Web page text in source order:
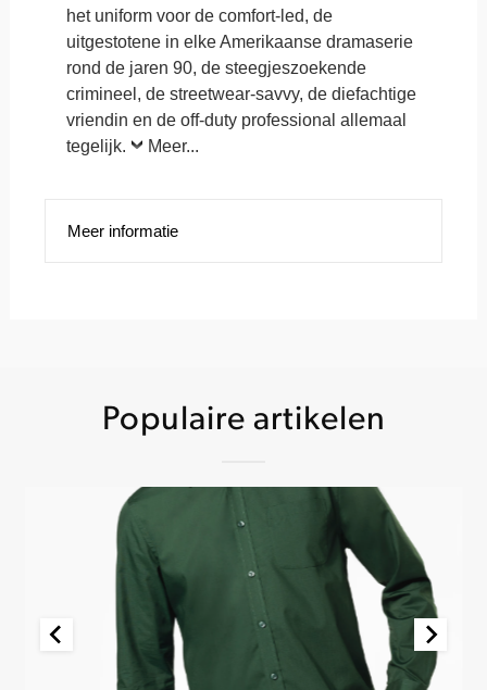
het uniform voor de comfort-led, de
uitgestotene in elke Amerikaanse dramaserie
rond de jaren 90, de steegjeszoekende
crimineel, de streetwear-savvy, de diefachtige
vriendin en de off-duty professional allemaal
tegelijk.
Meer...
Meer informatie
Populaire artikelen